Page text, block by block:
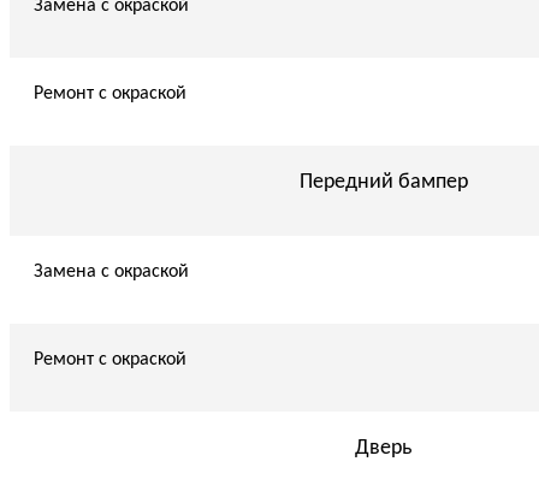
Замена с окраской
Ремонт с окраской
Передний бампер
Замена с окраской
Ремонт с окраской
Дверь